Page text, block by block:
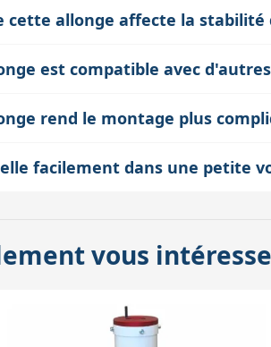
cette allonge affecte la stabilité
la hauteur, le centre de gravité
cas de vent. Il est donc conseillé
est compatible avec
Pour d'autres montures, la
ou la stabilité.
rend le montage plus
ne modifie pas la procédure habituelle de
facilement dans une petite
pour éviter tout choc ou
vous